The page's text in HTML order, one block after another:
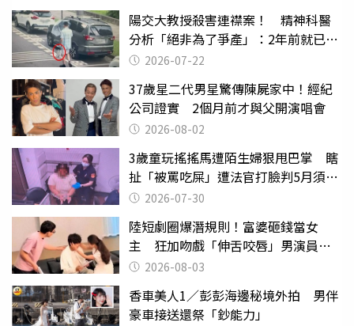
陽交大教授殺害連襟案！ 精神科醫
分析「絕非為了爭產」：2年前就已言
行詭異
2026-07-22
37歲星二代男星驚傳陳屍家中！經紀
公司證實 2個月前才與父開演唱會
2026-08-02
3歲童玩搖搖馬遭陌生婦狠甩巴掌 瞎
扯「被罵吃屎」遭法官打臉判5月須入
監 2026-07-30
陸短劇圈爆潛規則！富婆砸錢當女
主 狂加吻戲「伸舌咬唇」男演員崩
潰 2026-08-03
香車美人1／彭彭海邊秘境外拍 男伴
豪車接送還祭「鈔能力」